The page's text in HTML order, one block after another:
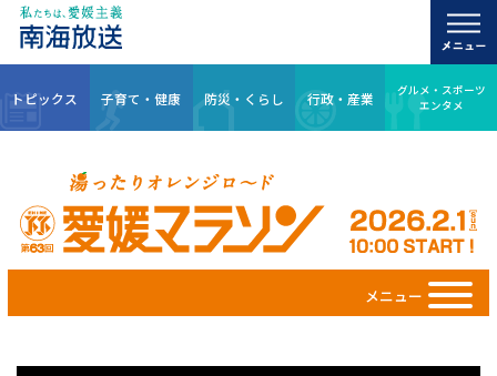
トピックス 子育て・健康 防災・くらし 行政・産業
グルメ・スポーツ
エンタメ
メニュー